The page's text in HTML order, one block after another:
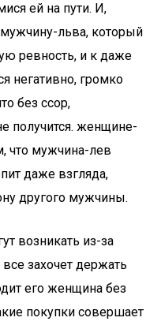
ей на пути. И,
мужчину-льва, который
ревность, и к даже
негативно, громко
без ссор,
получится. женщине-
что мужчина-лев
даже взгляда,
другого мужчины.
возникать из-за
захочет держать
его женщина без
покупки совершает